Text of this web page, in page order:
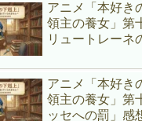
アニメ「本好き
領主の養女」第
リュートレーネ
アニメ「本好き
領主の養女」第
ッセへの罰」感